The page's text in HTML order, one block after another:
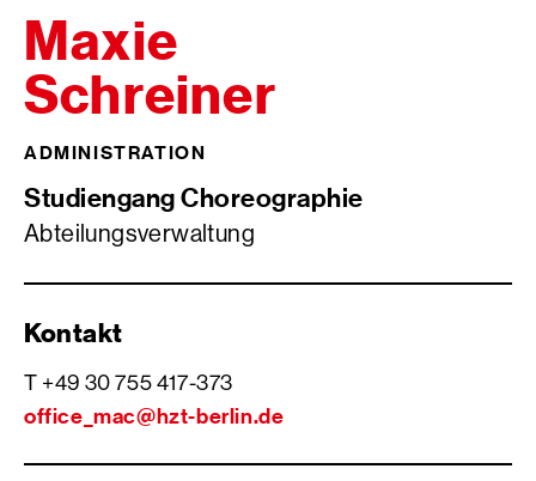
Maxie
Schreiner
ADMINISTRATION
Studiengang Choreographie
Abteilungsverwaltung
Kontakt
T +49 30 755 417-373
office_mac@hzt-berlin.de